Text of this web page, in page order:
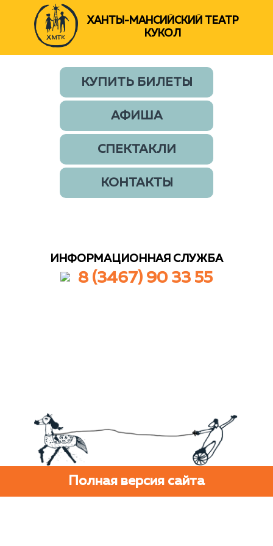
ХАНТЫ-МАНСИЙСКИЙ ТЕАТР
КУКОЛ
КУПИТЬ БИЛЕТЫ
АФИША
СПЕКТАКЛИ
КОНТАКТЫ
ИНФОРМАЦИОННАЯ СЛУЖБА
8 (3467) 90 33 55
Полная версия сайта